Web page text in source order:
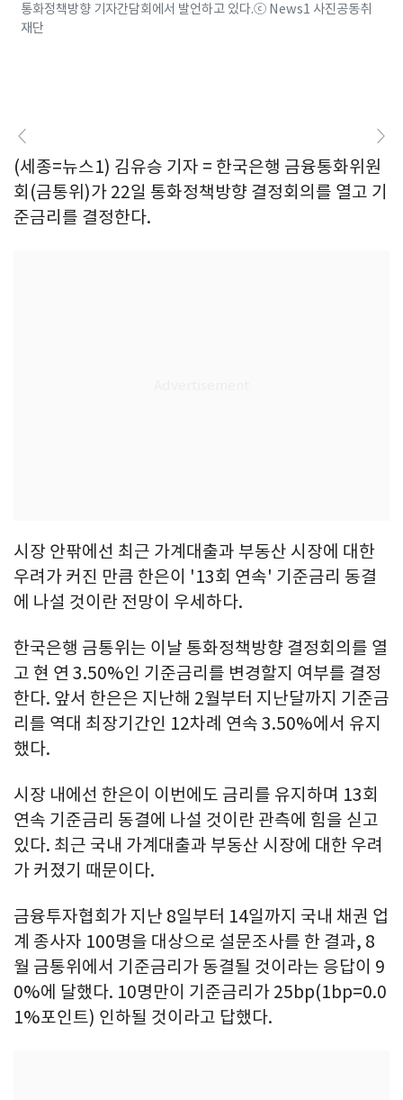
통화정책방향 기자간담회에서 발언하고 있다.ⓒ News1 사진공동취
재단
(세종=뉴스1) 김유승 기자 = 한국은행 금융통화위원
회(금통위)가 22일 통화정책방향 결정회의를 열고 기
준금리를 결정한다.
시장 안팎에선 최근 가계대출과 부동산 시장에 대한
우려가 커진 만큼 한은이 '13회 연속' 기준금리 동결
에 나설 것이란 전망이 우세하다.
한국은행 금통위는 이날 통화정책방향 결정회의를 열
고 현 연 3.50%인 기준금리를 변경할지 여부를 결정
한다. 앞서 한은은 지난해 2월부터 지난달까지 기준금
리를 역대 최장기간인 12차례 연속 3.50%에서 유지
했다.
시장 내에선 한은이 이번에도 금리를 유지하며 13회
연속 기준금리 동결에 나설 것이란 관측에 힘을 싣고
있다. 최근 국내 가계대출과 부동산 시장에 대한 우려
가 커졌기 때문이다.
금융투자협회가 지난 8일부터 14일까지 국내 채권 업
계 종사자 100명을 대상으로 설문조사를 한 결과, 8
월 금통위에서 기준금리가 동결될 것이라는 응답이 9
0%에 달했다. 10명만이 기준금리가 25bp(1bp=0.0
1%포인트) 인하될 것이라고 답했다.